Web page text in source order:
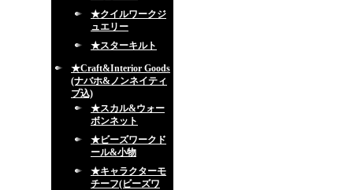
★クイルワークジ
ュエリー
★スターキルト
★Craft&Interior Goods
(ナバホ&ノンネイティ
ブ込)
★スカル&ウォー
ボンネット
★ビーズワークド
ール&小物
★キャラクターモ
チーフ(ビーズワ